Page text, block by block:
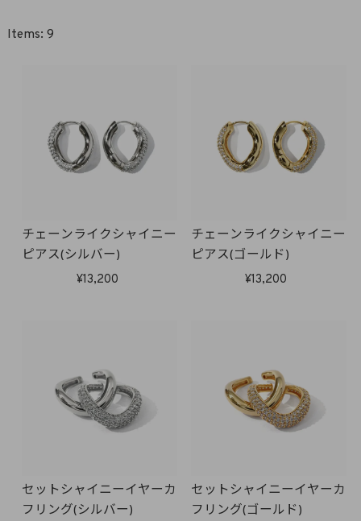
9
チェーンライクシャイニー
ピアス(シルバー)
13,200
チェーンライクシャイニー
ピアス(ゴールド)
13,200
セットシャイニーイヤーカ
フリング(シルバー)
セットシャイニーイヤーカ
フリング(ゴールド)